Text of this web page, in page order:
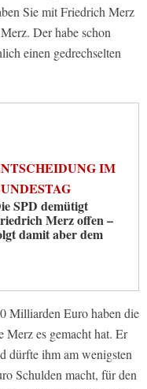
Sie mit Friedrich Merz
Der habe schon
einen gedrechselten
IM
SPD demütigt
Merz offen –
damit aber dem
Milliarden Euro haben die
Merz es gemacht hat. Er
dürfte ihm am wenigsten
Schulden macht, für den